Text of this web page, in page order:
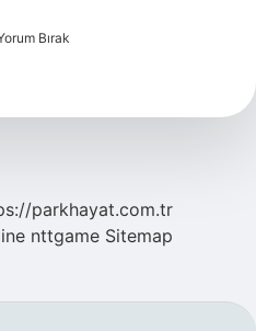
Bırak
parkhayat.com.tr
nttgame Sitemap